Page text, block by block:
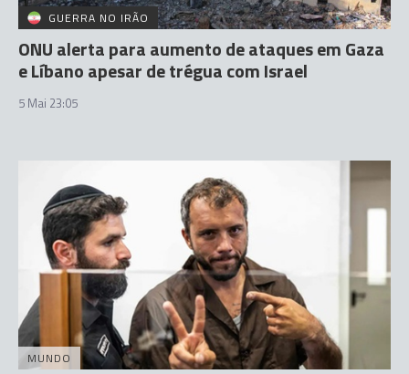
GUERRA NO IRÃO
ONU alerta para aumento de ataques em Gaza
e Líbano apesar de trégua com Israel
5 Mai 23:05
MUNDO